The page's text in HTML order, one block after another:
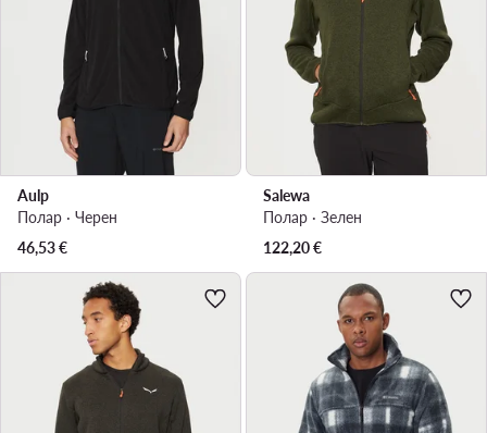
Aulp
Полар · Черен
46,53€
Salewa
Полар · Зелен
122,20€